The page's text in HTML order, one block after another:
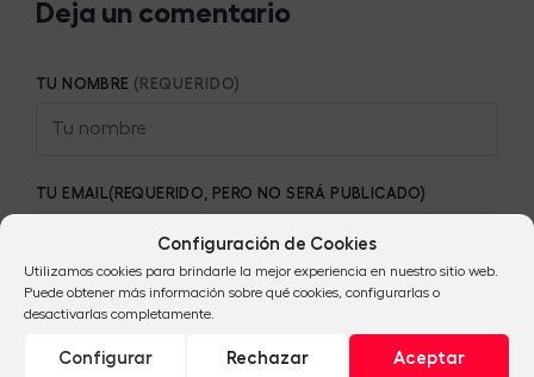
Configuración de Cookies
Utilizamos cookies para brindarle la mejor experiencia en nuestro sitio web.
Puede obtener más información sobre qué cookies, configurarlas o
desactivarlas completamente.
Aceptar
Rechazar
Configurar
Deja un comentario
TU NOMBRE (REQUERIDO)
TU EMAIL(REQUERIDO, PERO NO SERÁ PUBLICADO)
SI TIENES UNO (NO ES OBLIGATORIO))